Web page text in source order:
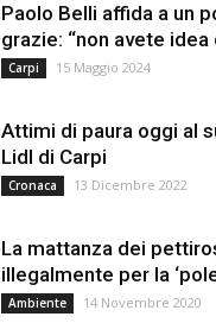
Paolo Belli affida a un
grazie: “non avete idea
Carpi 15 Maggio 2024
Attimi di paura oggi al
Lidl di Carpi
Cronaca 13 Dicembre 2022
La mattanza dei
illegalmente per la
Ambiente 14 Novembre 2020